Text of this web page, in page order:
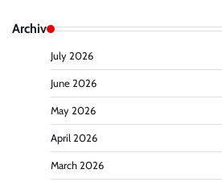
Archiv
July 2026
June 2026
May 2026
April 2026
March 2026